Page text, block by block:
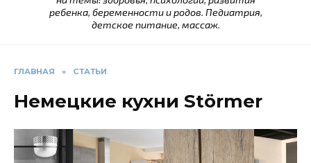
ребенка, беременности и родов. Педиатрия,
детское питание, массаж.
ГЛАВНАЯ » СТАТЬИ
Немецкие кухни Störmer